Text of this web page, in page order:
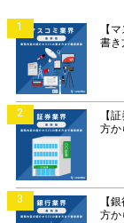
1
【
書き
2
【
方か
3
【
方か